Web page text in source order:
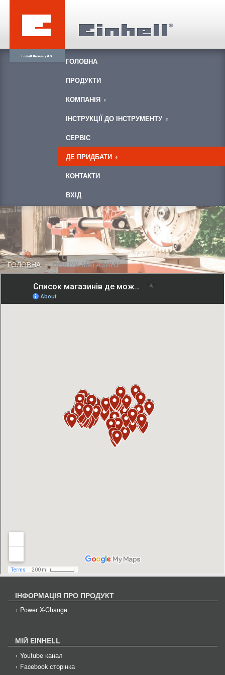
ГОЛОВНА
ПРОДУКТИ
КОМПАНІЯ
ІНСТРУКЦІЇ ДО ІНСТРУМЕНТУ
СЕРВІС
ДЕ ПРИДБАТИ
КОНТАКТИ
ВХІД
ГОЛОВНА ПОШУК МАГАЗИНУ
ІНФОРМАЦІЯ ПРО ПРОДУКТ
Power X-Change
МІЙ EINHELL
Youtube канал
Facebook сторінка